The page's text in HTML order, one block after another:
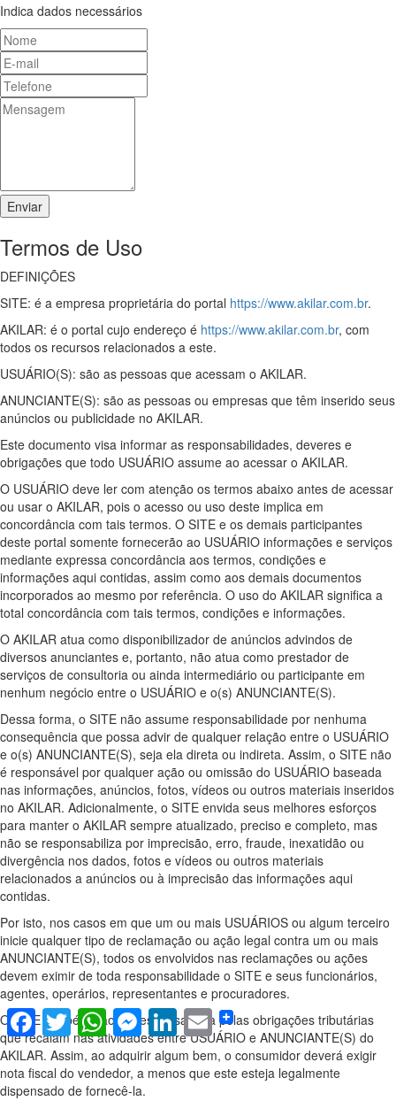
Indica dados necessários
Termos de Uso
DEFINIÇÕES
SITE: é a empresa proprietária do portal https://www.akilar.com.br.
AKILAR: é o portal cujo endereço é https://www.akilar.com.br, com
todos os recursos relacionados a este.
USUÁRIO(S): são as pessoas que acessam o AKILAR.
ANUNCIANTE(S): são as pessoas ou empresas que têm inserido seus
anúncios ou publicidade no AKILAR.
Este documento visa informar as responsabilidades, deveres e
obrigações que todo USUÁRIO assume ao acessar o AKILAR.
O USUÁRIO deve ler com atenção os termos abaixo antes de acessar
ou usar o AKILAR, pois o acesso ou uso deste implica em
concordância com tais termos. O SITE e os demais participantes
deste portal somente fornecerão ao USUÁRIO informações e serviços
mediante expressa concordância aos termos, condições e
informações aqui contidas, assim como aos demais documentos
incorporados ao mesmo por referência. O uso do AKILAR significa a
total concordância com tais termos, condições e informações.
O AKILAR atua como disponibilizador de anúncios advindos de
diversos anunciantes e, portanto, não atua como prestador de
serviços de consultoria ou ainda intermediário ou participante em
nenhum negócio entre o USUÁRIO e o(s) ANUNCIANTE(S).
Dessa forma, o SITE não assume responsabilidade por nenhuma
consequência que possa advir de qualquer relação entre o USUÁRIO
e o(s) ANUNCIANTE(S), seja ela direta ou indireta. Assim, o SITE não
é responsável por qualquer ação ou omissão do USUÁRIO baseada
nas informações, anúncios, fotos, vídeos ou outros materiais inseridos
no AKILAR. Adicionalmente, o SITE envida seus melhores esforços
para manter o AKILAR sempre atualizado, preciso e completo, mas
não se responsabiliza por imprecisão, erro, fraude, inexatidão ou
divergência nos dados, fotos e vídeos ou outros materiais
relacionados a anúncios ou à imprecisão das informações aqui
contidas.
Por isto, nos casos em que um ou mais USUÁRIOS ou algum terceiro
inicie qualquer tipo de reclamação ou ação legal contra um ou mais
ANUNCIANTE(S), todos os envolvidos nas reclamações ou ações
devem eximir de toda responsabilidade o SITE e seus funcionários,
agentes, operários, representantes e procuradores.
O SITE também não se responsabiliza pelas obrigações tributárias
que recaiam nas atividades entre USUÁRIO e ANUNCIANTE(S) do
AKILAR. Assim, ao adquirir algum bem, o consumidor deverá exigir
nota fiscal do vendedor, a menos que este esteja legalmente
dispensado de fornecê-la.
Facebook
TwitterWhatsAppMessenger
LinkedInEmail